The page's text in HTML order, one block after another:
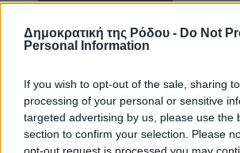
Δημοκρατική της Ρόδου - Do Not
Personal Information
If you wish to opt-out of the sale, sharing
processing of your personal or sensitive
targeted advertising by us, please use the
section to confirm your selection. Please
opt-out request is processed you may
Για την μερική αναπαραγωγή της
ιστοσελίδες είναι απαραίτητη η χρήση